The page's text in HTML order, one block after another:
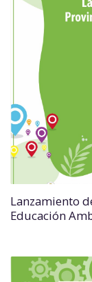
Lanzamiento
Educación